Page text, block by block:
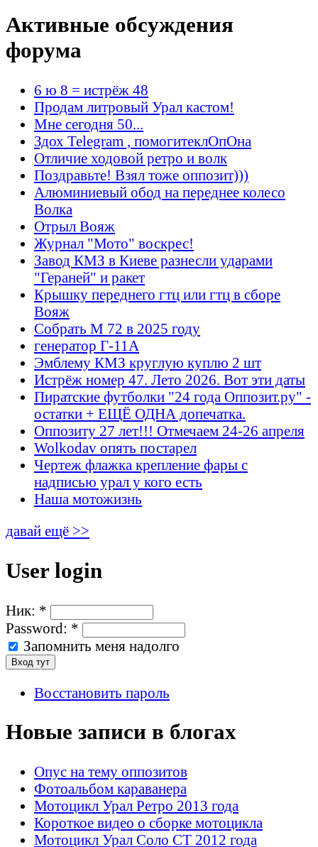
Активные обсуждения
форума
6 ю 8 = истрёж 48
Продам литровый Урал кастом!
Мне сегодня 50...
Здох Telegram , помогитеклОпОна
Отличие ходовой ретро и волк
Поздравьте! Взял тоже оппозит)))
Алюминиевый обод на переднее колесо
Волка
Отрыл Вояж
Журнал "Мото" воскрес!
Завод КМЗ в Киеве разнесли ударами
"Гераней" и ракет
Крышку переднего гтц или гтц в сборе
Вояж
Собрать М 72 в 2025 году
генератор Г-11А
Эмблему КМЗ круглую куплю 2 шт
Истрёж номер 47. Лето 2026. Вот эти даты
Пиратские футболки "24 года Оппозит.ру" -
остатки + ЕЩЁ ОДНА допечатка.
Оппозиту 27 лет!!! Отмечаем 24-26 апреля
Wolkodav опять постарел
Чертеж флажка крепление фары с
надписью урал у кого есть
Наша мотожизнь
давай ещё >>
User login
Ник: *
Password: *
Запомнить меня надолго
Восстановить пароль
Новые записи в блогах
Опус на тему оппозитов
Фотоальбом караванера
Мотоцикл Урал Ретро 2013 года
Короткое видео о сборке мотоцикла
Мотоцикл Урал Соло СТ 2012 года